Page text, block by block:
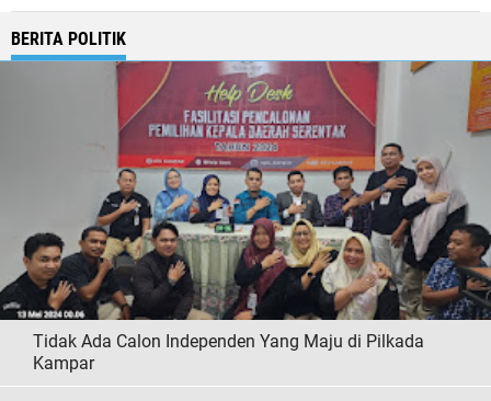
BERITA POLITIK
Tidak Ada Calon Independen Yang Maju di Pilkada
Kampar